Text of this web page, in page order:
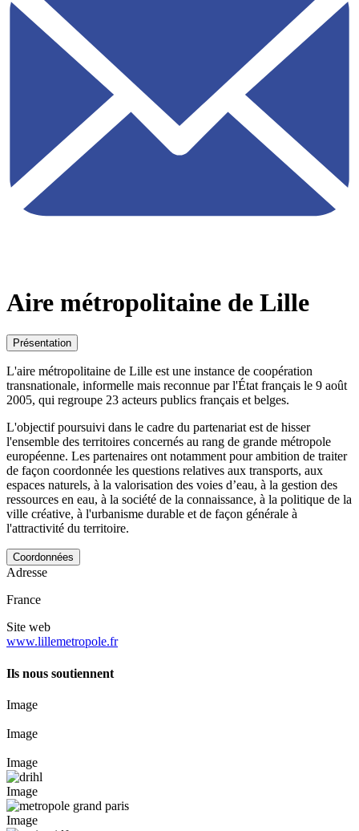
Aire métropolitaine de Lille
Présentation
L'aire métropolitaine de Lille est une instance de coopération
transnationale, informelle mais reconnue par l'État français le 9 août
2005, qui regroupe 23 acteurs publics français et belges.
L'objectif poursuivi dans le cadre du partenariat est de hisser
l'ensemble des territoires concernés au rang de grande métropole
européenne. Les partenaires ont notamment pour ambition de traiter
de façon coordonnée les questions relatives aux transports, aux
espaces naturels, à la valorisation des voies d’eau, à la gestion des
ressources en eau, à la société de la connaissance, à la politique de la
ville créative, à l'urbanisme durable et de façon générale à
l'attractivité du territoire.
Coordonnées
Adresse
France
Site web
www.lillemetropole.fr
Ils nous soutiennent
Image
Image
Image
Image
Image